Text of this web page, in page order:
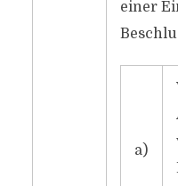
einer
a)